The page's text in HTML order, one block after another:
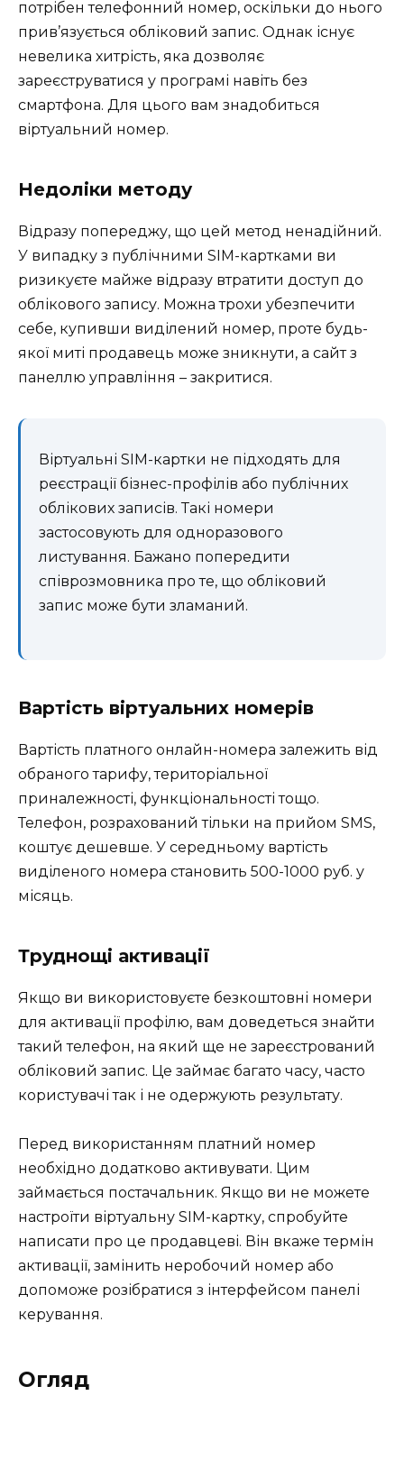
потрібен телефонний номер, оскільки до нього
прив’язується обліковий запис. Однак існує
невелика хитрість, яка дозволяє
зареєструватися у програмі навіть без
смартфона. Для цього вам знадобиться
віртуальний номер.
Недоліки методу
Відразу попереджу, що цей метод ненадійний.
У випадку з публічними SIM-картками ви
ризикуєте майже відразу втратити доступ до
облікового запису. Можна трохи убезпечити
себе, купивши виділений номер, проте будь-
якої миті продавець може зникнути, а сайт з
панеллю управління – закритися.
Віртуальні SIM-картки не підходять для
реєстрації бізнес-профілів або публічних
облікових записів. Такі номери
застосовують для одноразового
листування. Бажано попередити
співрозмовника про те, що обліковий
запис може бути зламаний.
Вартість віртуальних номерів
Вартість платного онлайн-номера залежить від
обраного тарифу, територіальної
приналежності, функціональності тощо.
Телефон, розрахований тільки на прийом SMS,
коштує дешевше. У середньому вартість
виділеного номера становить 500-1000 руб. у
місяць.
Труднощі активації
Якщо ви використовуєте безкоштовні номери
для активації профілю, вам доведеться знайти
такий телефон, на який ще не зареєстрований
обліковий запис. Це займає багато часу, часто
користувачі так і не одержують результату.
Перед використанням платний номер
необхідно додатково активувати. Цим
займається постачальник. Якщо ви не можете
настроїти віртуальну SIM-картку, спробуйте
написати про це продавцеві. Він вкаже термін
активації, замінить неробочий номер або
допоможе розібратися з інтерфейсом панелі
керування.
Огляд